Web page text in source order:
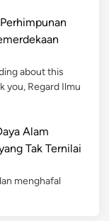
about this
you, Regard Ilmu
Alam
Tak Ternilai
menghafal